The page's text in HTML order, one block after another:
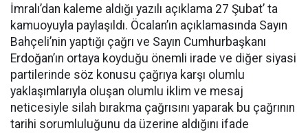
İmralı’dan kaleme aldığı yazılı açıklama 27 Şubat’ ta
kamuoyuyla paylaşıldı. Öcalan’ın açıklamasında Sayın
Bahçeli’nin yaptığı çağrı ve Sayın Cumhurbaşkanı
Erdoğan’ın ortaya koyduğu önemli irade ve diğer siyasi
partilerinde söz konusu çağrıya karşı olumlu
yaklaşımlarıyla oluşan olumlu iklim ve mesaj
neticesiyle silah bırakma çağrısını yaparak bu çağrının
tarihi sorumluluğunu da üzerine aldığını ifade